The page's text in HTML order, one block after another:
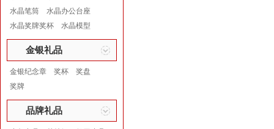
水晶笔筒
水晶办公台座
水晶奖牌奖杯
水晶模型
金银礼品
金银纪念章 奖杯
奖盘
奖牌
品牌礼品